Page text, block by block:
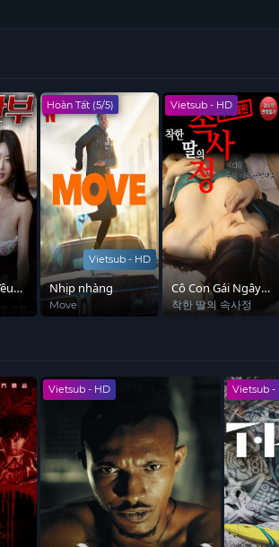
Vietsub - HD
Hoàn Tất (5/5)
Nhịp nhàng
Move
Vietsub - HD
Cô Con Gái Ngây
Thơ Của Bạn Thân
착한 딸의 속사정
Vietsub - HD Vietsub -